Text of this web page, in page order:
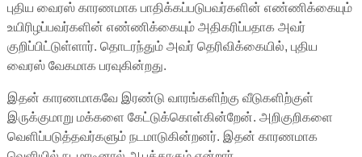
புதிய வைரஸ் காரணமாக பாதிக்கப்படுபவர்களின் எண்ணிக்கையும்
உயிரிழப்பவர்களின் எண்ணிக்கையும் அதிகரிப்பதாக அவர்
குறிப்பிட்டுள்ளார். தொடரந்தும் அவர் தெரிவிக்கையில், புதிய
வைரஸ் வேகமாக பரவுகின்றது.
இதன் காரணமாகவே இரண்டு வாரங்களிற்கு வீடுகளிற்குள்
இருக்குமாறு மக்களை கேட்டுக்கொள்கின்றேன். அறிகுறிகளை
வெளிப்படுத்தவர்களும் நடமாடுகின்றனர். இதன் காரணமாக